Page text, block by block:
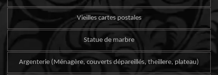
Vieilles cartes postales
Statue de marbre
Argenterie (Ménagère, couverts dépareillés, theillere, plateau)